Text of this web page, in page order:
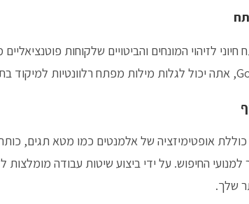
לזיהוי המונחים והביטויים שלקוחות
כוללת אופטימיזציה של אלמנטים כמו מטא תגים,
למנועי החיפוש. על ידי ביצוע שיטות עבודה
שלך.